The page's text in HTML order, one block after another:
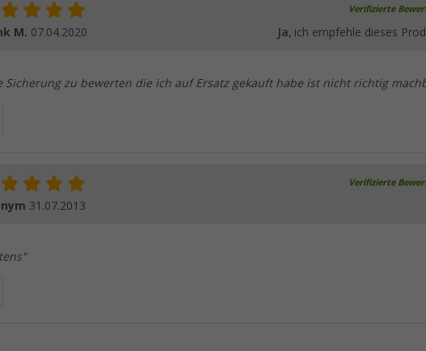
Verifizierte
M. 07.04.2020 Ja, ich empfehle dieses
Sicherung zu bewerten die ich auf Ersatz gekauft habe ist nicht richtig
Verifizierte
31.07.2013